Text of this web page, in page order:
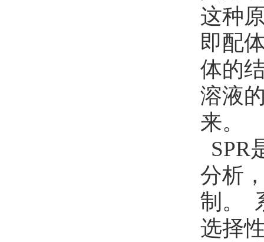
这种
即配
体的
溶液
来。
SPR
分析
制。
选择